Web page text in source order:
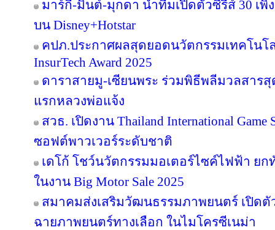
มาร์กี้-มิ้นต์-มุกดา นำทีมเปิดตัวซีรีส์ 30 เพิ่
บน Disney+Hotstar
คปภ.ประกาศผลสุดยอดนวัตกรรมเทคโนโ
InsurTech Award 2025
ดาราสายมู-เซียนพระ ร่วมพิธีพลีมวลสาร
แรกหลวงพ่อแจ้ง
สวธ. เปิดงาน Thailand International Game
ซอฟต์พาวเวอร์ระดับชาติ
เดโก้ โชว์นวัตกรรมมอเตอร์ไซค์ไฟฟ้า ยก
ในงาน Big Motor Sale 2025
สมาคมส่งเสริมวัฒนธรรมภาพยนตร์ เปิดตั
ฉายภาพยนตร์ทางเลือก ในไมโครซีเนม่า